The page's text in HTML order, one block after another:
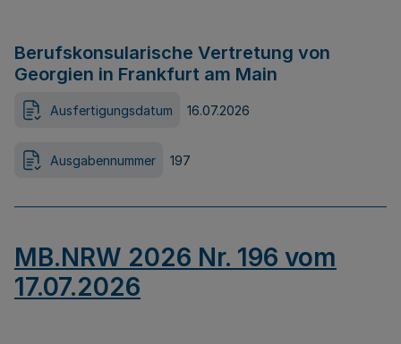
Berufskonsularische Vertretung von
Georgien in Frankfurt am Main
Ausfertigungsdatum 16.07.2026
Ausgabennummer 197
MB.NRW 2026 Nr. 196 vom
17.07.2026